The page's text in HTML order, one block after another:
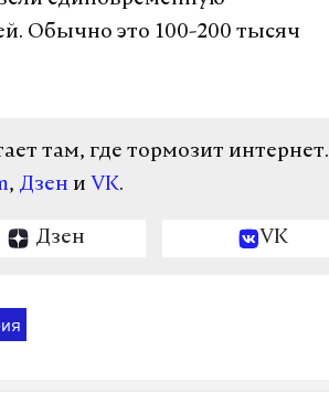
Обычно это 100-200 тысяч
там, где тормозит интернет.
, Дзен и VK.
Дзен VK